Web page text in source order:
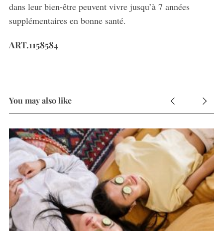
dans leur bien-être peuvent vivre jusqu’à 7 années
supplémentaires en bonne santé.
ART.1158584
You may also like